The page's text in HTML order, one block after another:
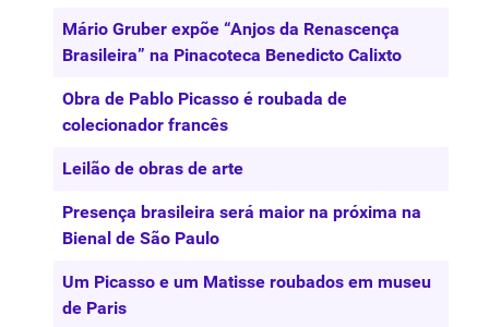
Artigos
Título
Mário Gruber expõe “Anjos da Renascença
Brasileira” na Pinacoteca Benedicto Calixto
Obra de Pablo Picasso é roubada de
colecionador francês
Leilão de obras de arte
Presença brasileira será maior na próxima na
Bienal de São Paulo
Um Picasso e um Matisse roubados em museu
de Paris